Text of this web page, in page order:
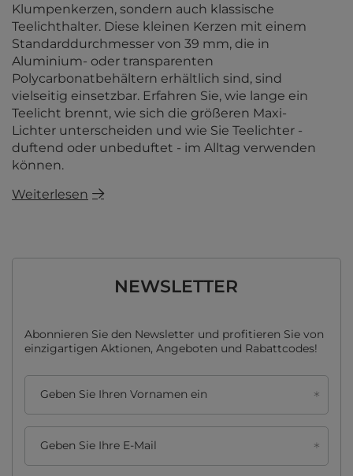
Klumpenkerzen, sondern auch klassische
Teelichthalter. Diese kleinen Kerzen mit einem
Standarddurchmesser von 39 mm, die in
Aluminium- oder transparenten
Polycarbonatbehältern erhältlich sind, sind
vielseitig einsetzbar. Erfahren Sie, wie lange ein
Teelicht brennt, wie sich die größeren Maxi-
Lichter unterscheiden und wie Sie Teelichter -
duftend oder unbeduftet - im Alltag verwenden
können.
Weiterlesen
NEWSLETTER
Abonnieren Sie den Newsletter und profitieren Sie von
einzigartigen Aktionen, Angeboten und Rabattcodes!
Geben Sie Ihren Vornamen ein
Geben Sie Ihre E-Mail